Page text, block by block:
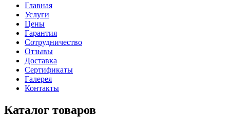
Главная
Услуги
Цены
Гарантия
Сотрудничество
Отзывы
Доставка
Сертификаты
Галерея
Контакты
Каталог товаров